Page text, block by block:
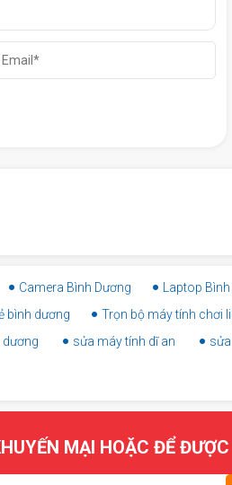
Camera Bình Dương Laptop
bình dương Trọn bộ máy tính chơi
dương sửa máy tính dĩ an
MẠI HOẶC ĐỂ